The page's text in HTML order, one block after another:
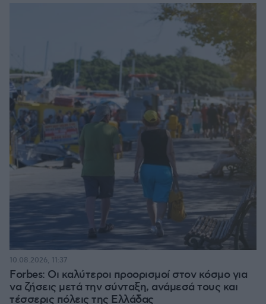
Forbes: Οι καλύτεροι προορισμοί στον κόσμο για
να ζήσεις μετά την σύνταξη, ανάμεσά τους και
τέσσερις πόλεις της Ελλάδας
10.08.2026, 11:37